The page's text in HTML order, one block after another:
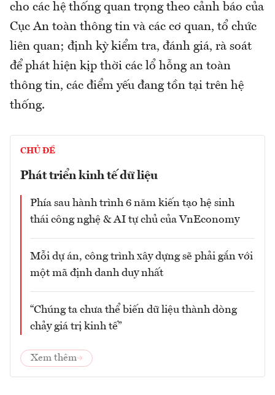
cho các hệ thống quan trọng theo cảnh báo của
Cục An toàn thông tin và các cơ quan, tổ chức
liên quan; định kỳ kiểm tra, đánh giá, rà soát
để phát hiện kịp thời các lổ hỗng an toàn
thông tin, các điểm yếu đang tồn tại trên hệ
thống.
CHỦ ĐỀ
Phát triển kinh tế dữ liệu
Phía sau hành trình 6 năm kiến tạo hệ sinh
thái công nghệ & AI tự chủ của VnEconomy
Mỗi dự án, công trình xây dựng sẽ phải gắn với
một mã định danh duy nhất
“Chúng ta chưa thể biến dữ liệu thành dòng
chảy giá trị kinh tế”
Xem thêm